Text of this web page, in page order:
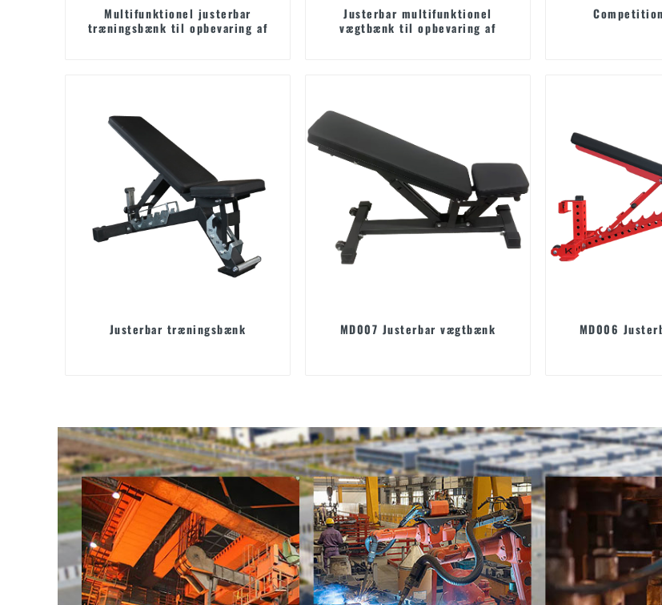
Multifunktionel justerbar
træningsbænk til opbevaring af
Justerbar multifunktionel
vægtbænk til opbevaring af
Justerbar træningsbænk MD007 Justerbar vægtbænk MD006